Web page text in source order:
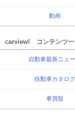
動画
carview! コンテンツ
自動車最新ニュ
自動車カタログ
車買取